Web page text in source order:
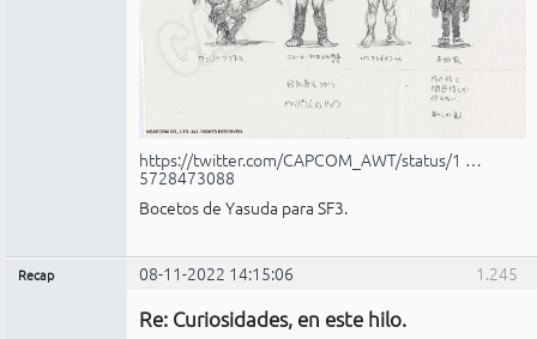
https://twitter.com/CAPCOM_AWT/status/1 …
5728473088
Bocetos de Yasuda para SF3.
1.245
Recap 08-11-2022 14:15:06
Re: Curiosidades, en este hilo.